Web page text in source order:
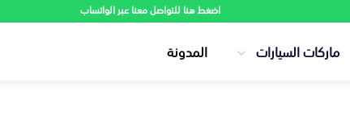
اضغط هنا للتواصل معنا عبر الواتساب
ماركات السيارات المدونة